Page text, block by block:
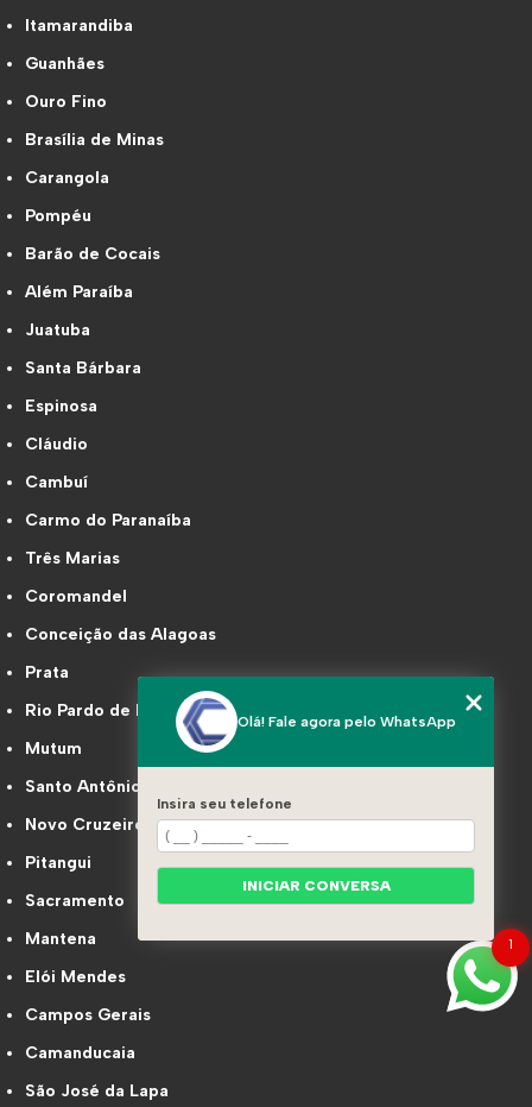
Itamarandiba
Guanhães
Ouro Fino
Brasília de Minas
Carangola
Pompéu
Barão de Cocais
Além Paraíba
Juatuba
Santa Bárbara
Espinosa
Cláudio
Cambuí
Carmo do Paranaíba
Três Marias
Coromandel
Conceição das Alagoas
Prata
Rio Pardo de Minas
Mutum
Santo Antônio do Monte
Novo Cruzeiro
Pitangui
Sacramento
Mantena
Elói Mendes
Campos Gerais
Camanducaia
São José da Lapa
1
Olá! Fale agora pelo WhatsApp
Insira seu telefone
INICIAR CONVERSA